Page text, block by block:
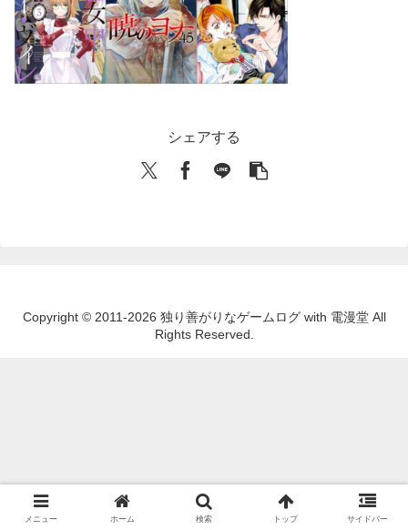
シェアする
Copyright © 2011-2026 独り善がりなゲームログ with 電漫堂 All
Rights Reserved.
メニュー ホーム 検索 トップ サイドバー